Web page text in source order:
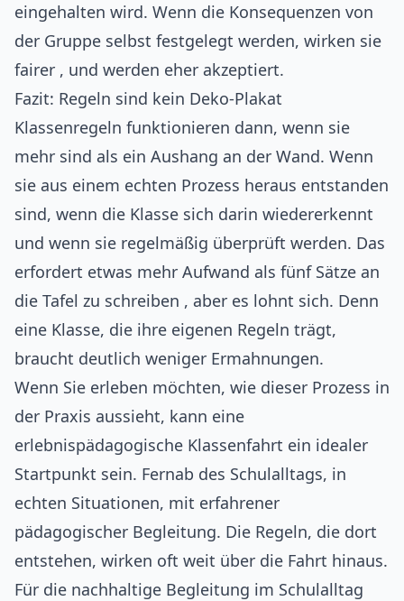
eingehalten wird. Wenn die Konsequenzen von
der Gruppe selbst festgelegt werden, wirken sie
fairer , und werden eher akzeptiert.
Fazit: Regeln sind kein Deko-Plakat
Klassenregeln funktionieren dann, wenn sie
mehr sind als ein Aushang an der Wand. Wenn
sie aus einem echten Prozess heraus entstanden
sind, wenn die Klasse sich darin wiedererkennt
und wenn sie regelmäßig überprüft werden. Das
erfordert etwas mehr Aufwand als fünf Sätze an
die Tafel zu schreiben , aber es lohnt sich. Denn
eine Klasse, die ihre eigenen Regeln trägt,
braucht deutlich weniger Ermahnungen.
Wenn Sie erleben möchten, wie dieser Prozess in
der Praxis aussieht, kann eine
erlebnispädagogische Klassenfahrt ein idealer
Startpunkt sein. Fernab des Schulalltags, in
echten Situationen, mit erfahrener
pädagogischer Begleitung. Die Regeln, die dort
entstehen, wirken oft weit über die Fahrt hinaus.
Für die nachhaltige Begleitung im Schulalltag